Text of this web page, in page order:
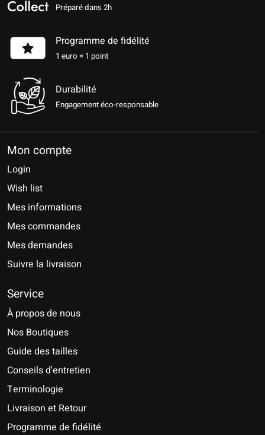
Préparé dans 2h
Programme de fidélité
1 euro = 1 point
Durabilité
Engagement éco-responsable
Mon compte
Login
Wish list
Mes informations
Mes commandes
Mes demandes
Suivre la livraison
Service
À propos de nous
Nos Boutiques
Guide des tailles
Conseils d'entretien
Terminologie
Livraison et Retour
Programme de fidélité